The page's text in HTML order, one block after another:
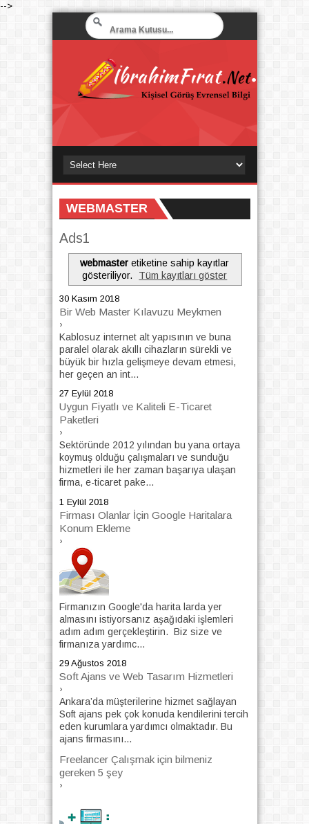
-->
WEBMASTER
Ads1
webmasteretiketine sahip kayıtlar
gösteriliyor.
Tüm kayıtları göster
30 Kasım 2018
Bir Web Master Kılavuzu Meykmen
›
Kablosuz internet alt yapısının ve buna
paralel olarak akıllı cihazların sürekli ve
büyük bir hızla gelişmeye devam etmesi,
her geçen an int...
27 Eylül 2018
Uygun Fiyatlı ve Kaliteli E-Ticaret
Paketleri
›
Sektöründe 2012 yılından bu yana ortaya
koymuş olduğu çalışmaları ve sunduğu
hizmetleri ile her zaman başarıya ulaşan
firma, e-ticaret pake...
1 Eylül 2018
Firması Olanlar İçin Google Haritalara
Konum Ekleme
›
Firmanızın Google'da harita larda yer
almasını istiyorsanız aşağıdaki işlemleri
adım adım gerçekleştirin. Biz size ve
firmanıza yardımc...
29 Ağustos 2018
Soft Ajans ve Web Tasarım Hizmetleri
›
Ankara’da müşterilerine hizmet sağlayan
Soft ajans pek çok konuda kendilerini tercih
eden kurumlara yardımcı olmaktadır. Bu
ajans firmasını...
Freelancer Çalışmak için bilmeniz
gereken 5 şey
›